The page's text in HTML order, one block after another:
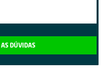
AS DÚVIDAS